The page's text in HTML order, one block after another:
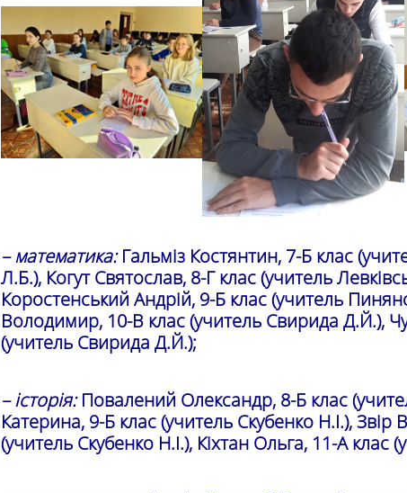
– математика:Гальміз Костянтин, 7-Б клас
Л.Б.), Когут Святослав, 8-Г клас (учитель
Коростенський Андрій, 9-Б клас (учитель
Володимир, 10-В клас (учитель Свирида Д.Й.),
(учитель Свирида Д.Й.);
– історія:Повалений Олександр, 8-Б клас
Катерина, 9-Б клас (учитель Скубенко Н.І.), Звір
(учитель Скубенко Н.І.), Кіхтан Ольга, 11-А клас